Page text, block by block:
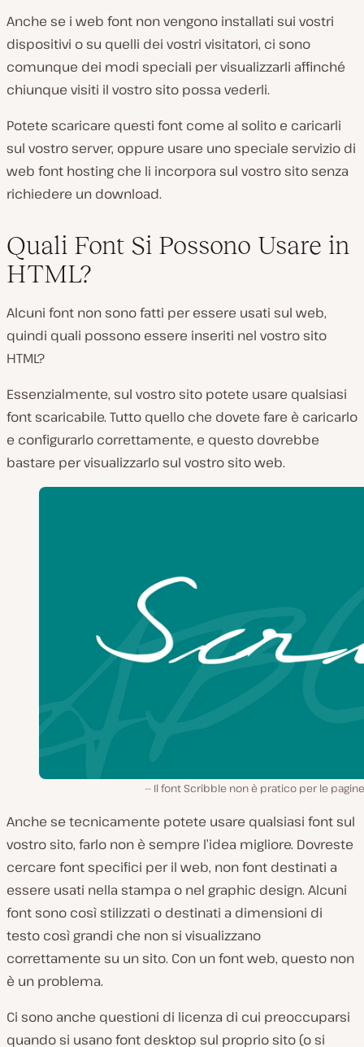
Anche se i web font non vengono installati sui vostri
dispositivi o su quelli dei vostri visitatori, ci sono
comunque dei modi speciali per visualizzarli affinché
chiunque visiti il vostro sito possa vederli.
Potete scaricare questi font come al solito e caricarli
sul vostro server, oppure usare uno speciale servizio di
web font hosting che li incorpora sul vostro sito senza
richiedere un download.
Quali Font Si Possono Usare in
HTML?
Alcuni font non sono fatti per essere usati sul web,
quindi quali possono essere inseriti nel vostro sito
HTML?
Essenzialmente, sul vostro sito potete usare qualsiasi
font scaricabile. Tutto quello che dovete fare è caricarlo
e configurarlo correttamente, e questo dovrebbe
bastare per visualizzarlo sul vostro sito web.
Il font Scribble non è pratico per le
Anche se tecnicamente potete usare qualsiasi font sul
vostro sito, farlo non è sempre l’idea migliore. Dovreste
cercare font specifici per il web, non font destinati a
essere usati nella stampa o nel graphic design. Alcuni
font sono così stilizzati o destinati a dimensioni di
testo così grandi che non si visualizzano
correttamente su un sito. Con un font web, questo non
è un problema.
Ci sono anche questioni di licenza di cui preoccuparsi
quando si usano font desktop sul proprio sito (o si